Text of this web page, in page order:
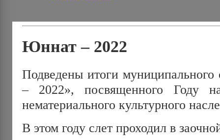
Юннат – 2022
Подведены итоги
– 2022», посвященного Году
нематериального культурного
В этом году слет проходил в